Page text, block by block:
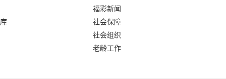
福彩新闻
社会保障
社会组织
老龄工作